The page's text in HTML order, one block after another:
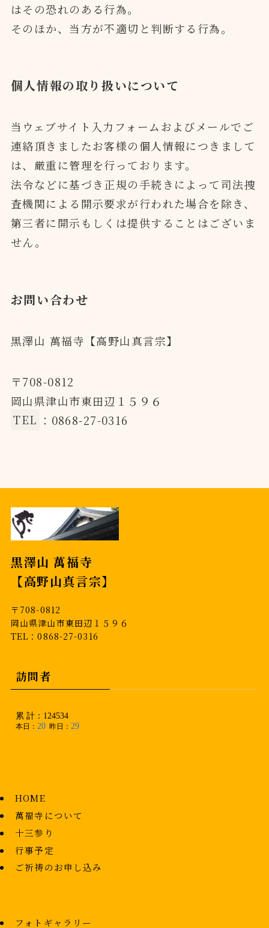
はその恐れのある行為。
そのほか、当方が不適切と判断する行為。
個人情報の取り扱いについて
当ウェブサイト入力フォームおよびメールでご
連絡頂きましたお客様の個人情報につきまして
は、厳重に管理を行っております。
法令などに基づき正規の手続きによって司法捜
査機関による開示要求が行われた場合を除き、
第三者に開示もしくは提供することはございま
せん。
お問い合わせ
黒澤山 萬福寺【高野山真言宗】
〒708-0812
岡山県津山市東田辺１５９６
TEL ：0868-27-0316
黒澤山 萬福寺
【高野山真言宗】
〒708-0812
岡山県津山市東田辺１５９６
TEL：0868-27-0316
訪問者
HOME
萬福寺について
十三参り
行事予定
ご祈祷のお申し込み
フォトギャラリー